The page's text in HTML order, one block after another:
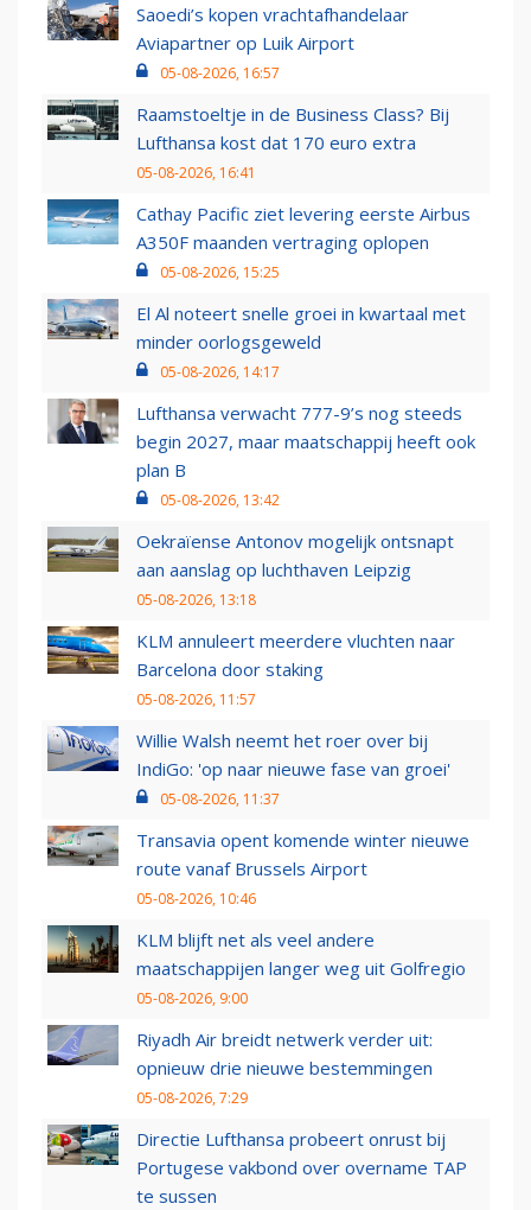
Saoedi’s kopen vrachtafhandelaar
Aviapartner op Luik Airport
05-08-2026, 16:57
Raamstoeltje in de Business Class? Bij
Lufthansa kost dat 170 euro extra
05-08-2026, 16:41
Cathay Pacific ziet levering eerste Airbus
A350F maanden vertraging oplopen
05-08-2026, 15:25
El Al noteert snelle groei in kwartaal met
minder oorlogsgeweld
05-08-2026, 14:17
Lufthansa verwacht 777-9’s nog steeds
begin 2027, maar maatschappij heeft ook
plan B
05-08-2026, 13:42
Oekraïense Antonov mogelijk ontsnapt
aan aanslag op luchthaven Leipzig
05-08-2026, 13:18
KLM annuleert meerdere vluchten naar
Barcelona door staking
05-08-2026, 11:57
Willie Walsh neemt het roer over bij
IndiGo: 'op naar nieuwe fase van groei'
05-08-2026, 11:37
Transavia opent komende winter nieuwe
route vanaf Brussels Airport
05-08-2026, 10:46
KLM blijft net als veel andere
maatschappijen langer weg uit Golfregio
05-08-2026, 9:00
Riyadh Air breidt netwerk verder uit:
opnieuw drie nieuwe bestemmingen
05-08-2026, 7:29
Directie Lufthansa probeert onrust bij
Portugese vakbond over overname TAP
te sussen